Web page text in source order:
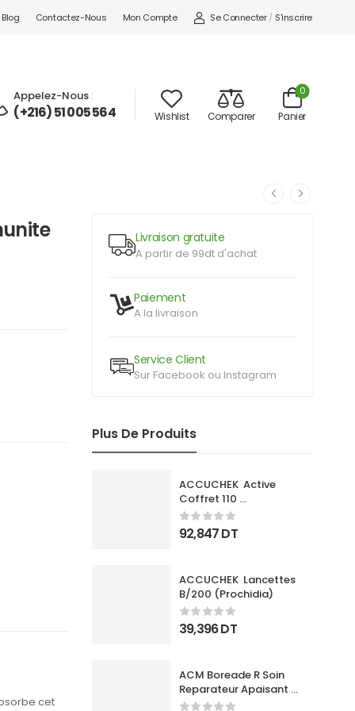
Blog Contactez-Nous Mon Compte Se Connecter / S'inscrire
Appelez-Nous :
(+216) 51 005 564 Wishlist Comparer Panier
0
Livraison gratuite
A partir de 99dt d'achat
Paiement
A la livraison
Service Client
Sur Facebook ou Instagram
Plus De Produits
ACCUCHEK  Active
Coffret 110
Bandlettes+Appareil
92,847DT
ACCUCHEK  Lancettes
B/200 (Prochidia)
39,396DT
ACM Boreade R Soin
Reparateur Apaisant
40Ml
cet